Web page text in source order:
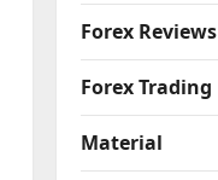
Forex Reviews
Forex Trading
Material